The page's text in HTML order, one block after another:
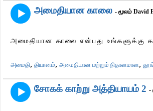
அமைதியான காலை - மூலம் David
அமைதியான காலை என்பது உங்களுக்கு
அமைதி, தியானம், அமைதியான மற்றும் நிதானமான,
சோகக் காற்று அத்தியாயம் 2 -